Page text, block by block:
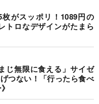
がスッポリ！1089円の
トロなデザインがたまら
じ無限に食える」サイゼ
つない！「行ったら食べ